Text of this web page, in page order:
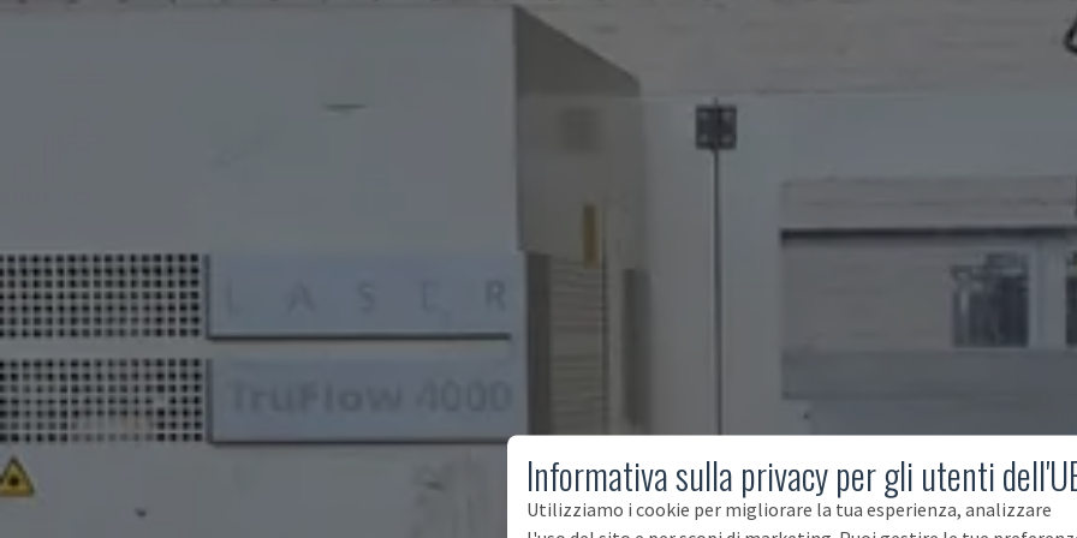
Informativa sulla privacy per gli utenti
Utilizziamo i cookie per migliorare la tua esperienza, analizzare